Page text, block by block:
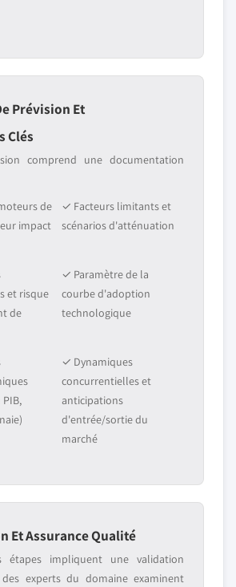
Prévision Et
Clés
comprend une documentation
de
impact
✓ Facteurs limitants et
scénarios d'atténuation
et risque
de
✓ Paramètre de la
courbe d'adoption
technologique
✓ Dynamiques
concurrentielles et
anticipations
d'entrée/sortie du
marché
Et Assurance Qualité
étapes impliquent une validation
experts du domaine examinent